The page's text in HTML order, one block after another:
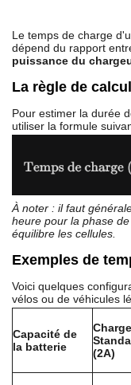
Le temps de charge
dépend du rapport
puissance du
La règle de
Pour estimer la durée
utiliser la formule
À noter : il faut
heure pour la phase
équilibre les cellules.
Exemples de
Voici quelques
vélos ou de véhicules
Capacité de
la batterie
(2A)